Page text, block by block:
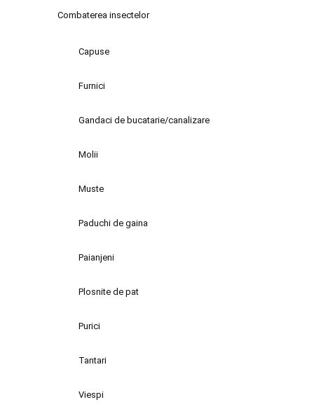
Combaterea insectelor
Capuse
Furnici
Gandaci de bucatarie/canalizare
Molii
Muste
Paduchi de gaina
Paianjeni
Plosnite de pat
Purici
Tantari
Viespi